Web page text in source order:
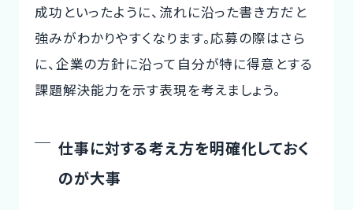
します。組織の抱える課題を解決テーマ一覧技術顧問を迎え入れる方
法で...
成功といったように、流れに沿った書き方だと
強みがわかりやすくなります。応募の際はさら
に、企業の方針に沿って自分が特に得意とする
課題解決能力を示す表現を考えましょう。
仕事に対する考え方を明確化しておく
のが大事